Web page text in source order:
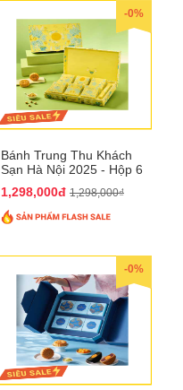
-0%
Bánh Trung Thu Khách
Sạn Hà Nội 2025 - Hộp 6
1,298,000đ 1,298,000₫
-0%